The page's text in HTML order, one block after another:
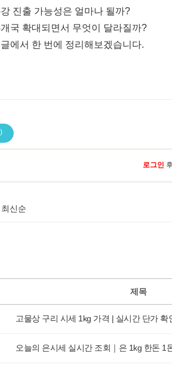
진출 가능성은 얼마나 될까?
국 확대되면서 무엇이 달라질까?
에서 한 번에 정리해보겠습니다.
로그인
최신순
제목
고물상 구리 시세 1kg 가격 | 실시간 단가 확
오늘의 은시세 실시간 조회｜은 1kg 한돈 1